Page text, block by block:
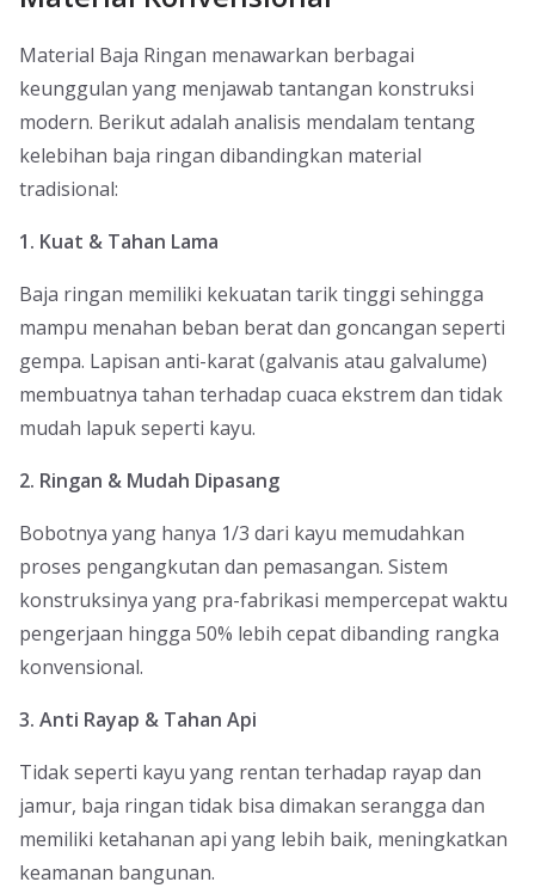
Material Baja Ringan menawarkan berbagai
keunggulan yang menjawab tantangan konstruksi
modern. Berikut adalah analisis mendalam tentang
kelebihan baja ringan dibandingkan material
tradisional:
1. Kuat & Tahan Lama
Baja ringan memiliki kekuatan tarik tinggi sehingga
mampu menahan beban berat dan goncangan seperti
gempa. Lapisan anti-karat (galvanis atau galvalume)
membuatnya tahan terhadap cuaca ekstrem dan tidak
mudah lapuk seperti kayu.
2. Ringan & Mudah Dipasang
Bobotnya yang hanya 1/3 dari kayu memudahkan
proses pengangkutan dan pemasangan. Sistem
konstruksinya yang pra-fabrikasi mempercepat waktu
pengerjaan hingga 50% lebih cepat dibanding rangka
konvensional.
3. Anti Rayap & Tahan Api
Tidak seperti kayu yang rentan terhadap rayap dan
jamur, baja ringan tidak bisa dimakan serangga dan
memiliki ketahanan api yang lebih baik, meningkatkan
keamanan bangunan.